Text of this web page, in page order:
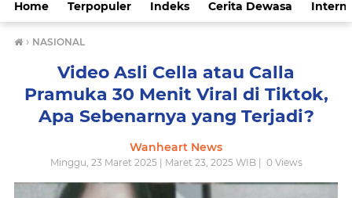
Home Terpopuler Indeks Cerita Dewasa
› NASIONAL
Video Asli Cella atau Calla
Pramuka 30 Menit Viral di Tiktok,
Apa Sebenarnya yang Terjadi?
Wanheart News
Minggu, 23 Maret 2025 | Maret 23, 2025 WIB | 0Views